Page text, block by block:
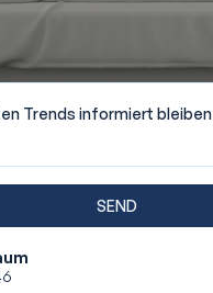
Trends informiert bleiben
SEND